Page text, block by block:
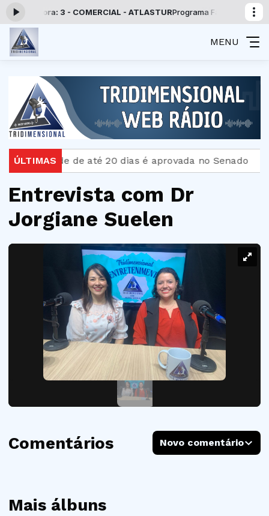
agora: 3 - COMERCIAL - ATLASTURPrograma Fatos e Notícias com
MENU
ÚLTIMASde até 20 dias é aprovada no Senado
Entrevista com Dr
Jorgiane Suelen
Mais álbuns
Comentários Novo comentário